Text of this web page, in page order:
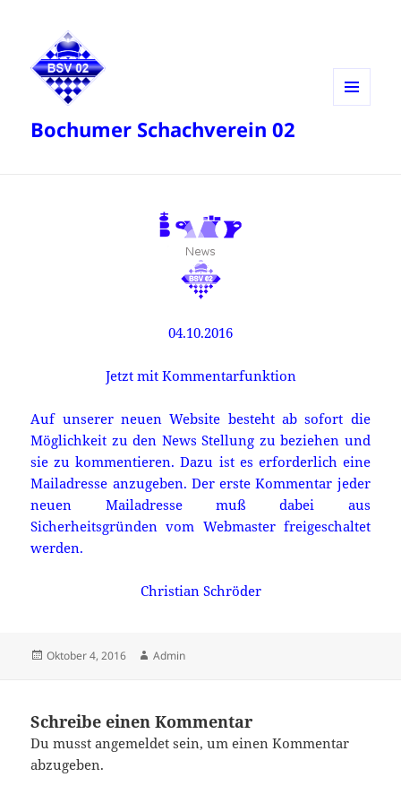
Bochumer Schachverein 02
04.10.2016
Jetzt mit Kommentarfunktion
Auf unserer neuen Website besteht ab sofort die
Möglichkeit zu den News Stellung zu beziehen und
sie zu kommentieren. Dazu ist es erforderlich eine
Mailadresse anzugeben. Der erste Kommentar jeder
neuen Mailadresse muß dabei aus
Sicherheitsgründen vom Webmaster freigeschaltet
werden.
Christian Schröder
Veröffentlicht
Oktober 4, 2016 Autor
Admin
Schreibe einen Kommentar
Du musstangemeldet sein, um einen Kommentar
abzugeben.